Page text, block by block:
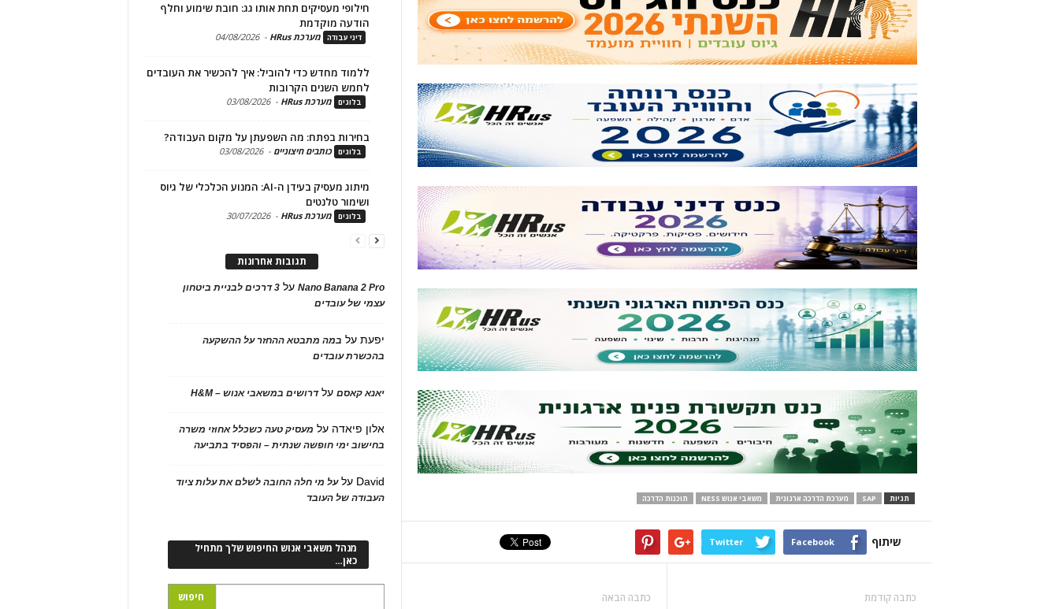
תגיות SAP מערכת הדרכה ארגונית משאבי אנוש NESS תוכנות הדרכה
שיתוף Facebook
Twitter
כתבה קודמת כתבה הבאה
חילופי מעסיקים תחת אותו גג: חובת שימוע וחלף
הודעה מוקדמת
דיני עבודה מערכת HRus -
04/08/2026
ללמוד מחדש כדי להוביל: איך להכשיר את העובדים
לחמש השנים הקרובות
בלוגים מערכת HRus -
03/08/2026
בחירות בפתח: מה השפעתן על מקום העבודה?
בלוגים כותבים חיצוניים -
03/08/2026
מיתוג מעסיק בעידן ה-AI: המנוע הכלכלי של גיוס
ושימור טלנטים
בלוגים מערכת HRus -
30/07/2026
תגובות אחרונות
Nano Banana 2 Proעל 3 דרכים לבניית ביטחון
עצמי של עובדים
יפעתעל במה מתבטא ההחזר על ההשקעה
בהכשרת עובדים
יאנא קאסםעלדרושים במשאבי אנוש – H&M
אלון פיאדה על מעסיק טעה כשכלל אחוזי משרה
בחישוב ימי חופשה שנתית – והפסיד בתביעה
David עלעל מי חלה החובה לשלם את עלות ציוד
העבודה של העובד
מנהל משאבי אנוש החיפוש שלך מתחיל
כאן…